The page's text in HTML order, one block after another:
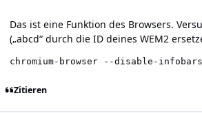
Das ist eine Funktion des Browsers.
(„abcd“ durch die ID deines WEM2
chromium-browser --disable-
Zitieren